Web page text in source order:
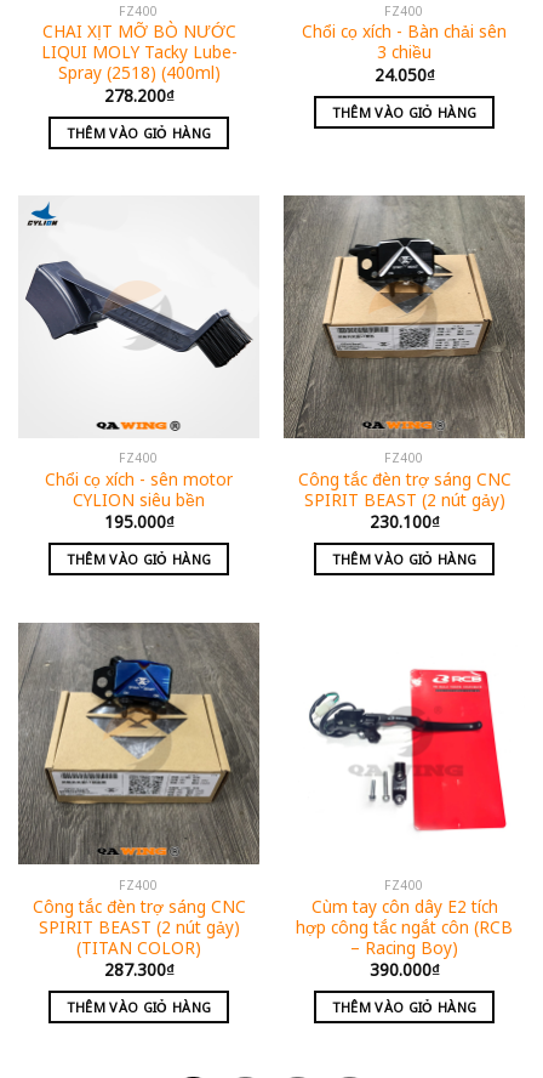
FZ400
CHAI XỊT MỠ BÒ NƯỚC
LIQUI MOLY Tacky Lube-
Spray (2518) (400ml)
278.200₫
THÊM VÀO GIỎ HÀNG
FZ400
Chổi cọ xích - Bàn chải sên
3 chiều
24.050₫
THÊM VÀO GIỎ HÀNG
FZ400
Chổi cọ xích - sên motor
CYLION siêu bền
195.000₫
THÊM VÀO GIỎ HÀNG
FZ400
Công tắc đèn trợ sáng CNC
SPIRIT BEAST (2 nút gảy)
230.100₫
THÊM VÀO GIỎ HÀNG
FZ400
Công tắc đèn trợ sáng CNC
SPIRIT BEAST (2 nút gảy)
(TITAN COLOR)
287.300₫
THÊM VÀO GIỎ HÀNG
FZ400
Cùm tay côn dây E2 tích
hợp công tắc ngắt côn (RCB
– Racing Boy)
390.000₫
THÊM VÀO GIỎ HÀNG